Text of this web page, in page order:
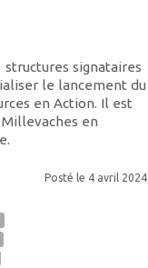
signataires
le lancement du
en Action. Il est
en
Posté le 4 avril 2024